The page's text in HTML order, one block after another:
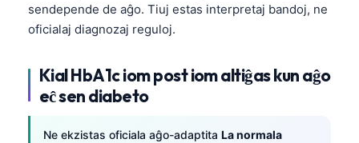
sendepende de aĝo. Tiuj estas interpretaj bandoj, ne
oficialaj diagnozaj reguloj.
Kial HbA1c iom post iom altiĝas kun aĝo
eĉ sen diabeto
Ne ekzistas oficiala aĝo-adaptita La normala